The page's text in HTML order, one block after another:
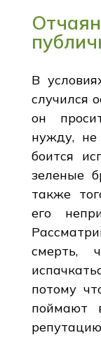
В
случился
он
нужду, не
боится
зеленые
также
его
смерть,
потому
поймают